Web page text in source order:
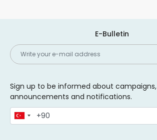
E-Bulletin
Sign up to be informed about campaigns,
announcements and notifications.